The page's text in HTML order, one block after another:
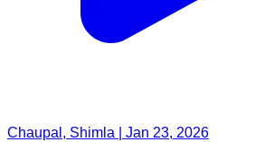
Chaupal, Shimla | Jan 23, 2026